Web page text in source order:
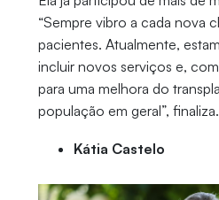
“Sempre vibro a cada nova
pacientes. Atualmente,
incluir novos serviços e,
para uma melhora do
população em geral”, finaliza.
Kátia Castelo